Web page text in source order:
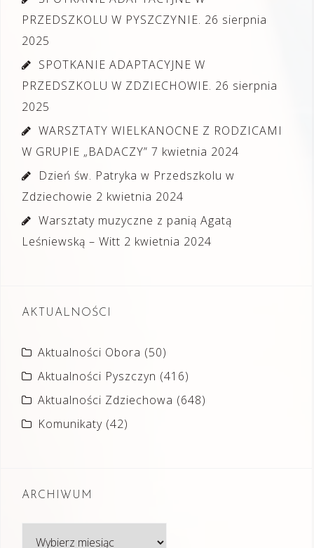
PRZEDSZKOLU W PYSZCZYNIE. 26 sierpnia
2025
SPOTKANIE ADAPTACYJNE W
PRZEDSZKOLU W ZDZIECHOWIE. 26 sierpnia
2025
WARSZTATY WIELKANOCNE Z RODZICAMI
W GRUPIE „BADACZY” 7 kwietnia 2024
Dzień św. Patryka w Przedszkolu w
Zdziechowie 2 kwietnia 2024
Warsztaty muzyczne z panią Agatą
Leśniewską – Witt 2 kwietnia 2024
AKTUALNOŚCI
Aktualności Obora (50)
Aktualności Pyszczyn (416)
Aktualności Zdziechowa (648)
Komunikaty (42)
ARCHIWUM